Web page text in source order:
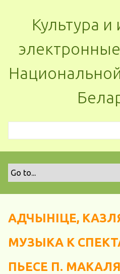
Культура и
АДЧЫНІЦЕ,
МУЗЫКА К
ПЬЕСЕ П. МАКАЛЯ